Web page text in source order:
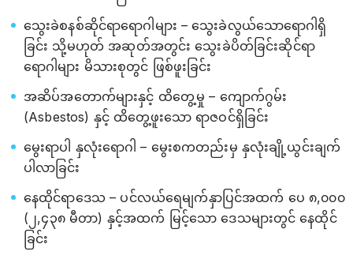
သွေးခဲစနစ်ဆိုင်ရာရောဂါများ – သွေးခဲလွယ်သောရောဂါရှိ
ခြင်း သို့မဟုတ် အဆုတ်အတွင်း သွေးခဲပိတ်ခြင်းဆိုင်ရာ
ရောဂါများ မိသားစုတွင် ဖြစ်ဖူးခြင်း
အဆိပ်အတောက်များနှင့် ထိတွေ့မှု – ကျောက်ဂွမ်း
(Asbestos) နှင့် ထိတွေ့ဖူးသော ရာဇဝင်ရှိခြင်း
မွေးရာပါ နှလုံးရောဂါ – မွေးစကတည်းမှ နှလုံးချို့ယွင်းချက်
ပါလာခြင်း
နေထိုင်ရာဒေသ – ပင်လယ်ရေမျက်နှာပြင်အထက် ပေ ၈,၀၀၀
(၂,၄၃၈ မီတာ) နှင့်အထက် မြင့်သော ဒေသများတွင် နေထိုင်
ခြင်း